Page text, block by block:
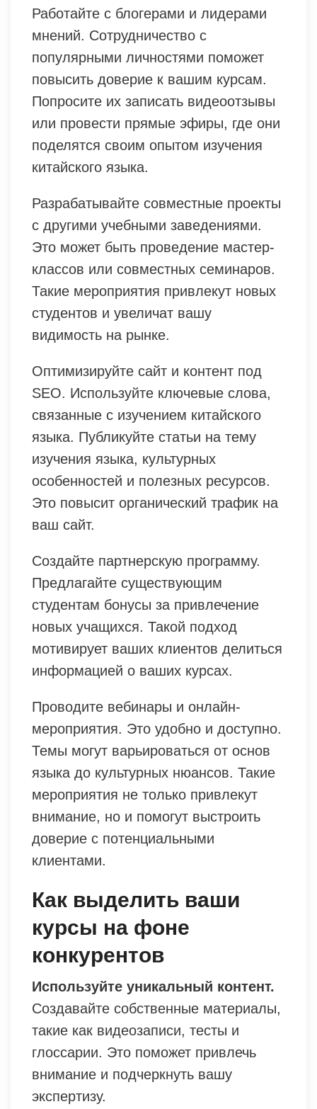
Работайте с блогерами и лидерами
мнений. Сотрудничество с
популярными личностями поможет
повысить доверие к вашим курсам.
Попросите их записать видеоотзывы
или провести прямые эфиры, где они
поделятся своим опытом изучения
китайского языка.
Разрабатывайте совместные проекты
с другими учебными заведениями.
Это может быть проведение мастер-
классов или совместных семинаров.
Такие мероприятия привлекут новых
студентов и увеличат вашу
видимость на рынке.
Оптимизируйте сайт и контент под
SEO. Используйте ключевые слова,
связанные с изучением китайского
языка. Публикуйте статьи на тему
изучения языка, культурных
особенностей и полезных ресурсов.
Это повысит органический трафик на
ваш сайт.
Создайте партнерскую программу.
Предлагайте существующим
студентам бонусы за привлечение
новых учащихся. Такой подход
мотивирует ваших клиентов делиться
информацией о ваших курсах.
Проводите вебинары и онлайн-
мероприятия. Это удобно и доступно.
Темы могут варьироваться от основ
языка до культурных нюансов. Такие
мероприятия не только привлекут
внимание, но и помогут выстроить
доверие с потенциальными
клиентами.
Как выделить ваши
курсы на фоне
конкурентов
Используйте уникальный контент.
Создавайте собственные материалы,
такие как видеозаписи, тесты и
глоссарии. Это поможет привлечь
внимание и подчеркнуть вашу
экспертизу.